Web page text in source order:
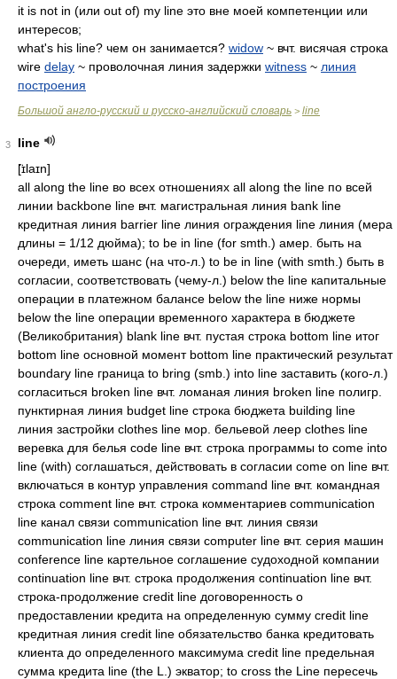
it is not in (или out of) my line это вне моей компетенции или
интересов;
what's his line? чем он занимается? widow ~ вчт. висячая строка
wire delay ~ проволочная линия задержки witness ~ линия
построения
Большой англо-русский и русско-английский словарь > line
3
line
[̈ɪlaɪn]
all along the line во всех отношениях all along the line по всей линии backbone line вчт. магистральная линия bank line кредитная линия barrier line линия ограждения line линия (мера длины = 1/12 дюйма); to be in line (for smth.) амер. быть на очереди, иметь шанс (на что-л.) to be in line (with smth.) быть в согласии, соответствовать (чему-л.) below the line капитальные операции в платежном балансе below the line ниже нормы below the line операции временного характера в бюджете (Великобритания) blank line вчт. пустая строка bottom line итог bottom line основной момент bottom line практический результат boundary line граница to bring (smb.) into line заставить (кого-л.) согласиться broken line вчт. ломаная линия broken line полигр. пунктирная линия budget line строка бюджета building line линия застройки clothes line мор. бельевой леер clothes line веревка для белья code line вчт. строка программы to come into line (with) соглашаться, действовать в согласии come on line вчт. включаться в контур управления command line вчт. командная строка comment line вчт. строка комментариев communication line канал связи communication line вчт. линия связи communication line линия связи computer line вчт. серия машин conference line картельное соглашение судоходной компании continuation line вчт. строка продолжения continuation line вчт. строка-продолжение credit line договоренность о предоставлении кредита на определенную сумму credit line кредитная линия credit line обязательство банка кредитовать клиента до определенного максимума credit line предельная сумма кредита line (the L.) экватор; to cross the Line пересечь экватор curved line кривая линия dashed line пунктирная линия data line вчт. строка данных datum line спец. базовая линия; базис, нуль высот datum line ось координат demarcation line демаркационная линия descending line идущая вниз линия descending line линия потомства dial line коммутируемая линия dividing line разделительная линия dotted line предполагаемая линия поведения; sign on the dotted line сразу согласиться dotted line пунктирная линия, пунктир dotted line полигр. пунктирная линия line строка; drop me a few lines черкните мне несколько строк; to read between the lines читать между строк enabling a line вчт. включение линии связи line (the lines) pl расположение (войск); the enemy's lines расположение противника entry line вчт. строка ввода firm line сплошная линия line ком. партия (товаров); the shop carries the best line of shoes в этом магазине продается самая лучшая обувь; first-class lines первоклассные товары flow line поточная линия flushed right line вчт. строка смещенная вправо fraction line мат. черта дроби to get a line (on smth.) амер. добыть сведения (о чем-л.) to go down the line портиться to go over the line перейти (дозволенные) границы, перейти предел heading line заглавная строка help line строка справки hidden line невидимая линия line линия (связи, железнодорожная, пароходная, трамвайная и т. п.); hold the line! не вешайте трубку, не разъединяйте!; line busy занято (ответ телефонистки) hot line "горячая линия" hot line прямая телефонная связь между главами государств line воен. развернутый строй; линия фронта; line abreast (ahead) мор. строй фронта (кильватера); in line в развернутом строю inquiry line связь запрашиваемая линия line занятие, род деятельности; специальность; it is not in (или out of) my line это вне моей компетенции или интересов; what's his line? чем он занимается? junction line линия соединения leased line арендованный канал line ассортимент line борозда; морщина; to take lines покрываться морщинами line pl брачное свидетельство (тж. marriage lines) line тех. выкладывать, облицовывать; футеровать line выстраивать(ся) в ряд, в линию; устанавливать; to line a street with trees обсадить улицу деревьями line генеалогия line граница line школ. греческие или латинские стихи, переписываемые в виде наказания line железнодорожная линия line занятие, род деятельности; специальность; it is not in (или out of) my line это вне моей компетенции или интересов; what's his line? чем он занимается? line класть на подкладку line конвейер (тж. assembly line) line конвейер line кривая на графике line курс line леса (удочки); to throw a good line быть хорошим рыболовом line линейное подразделение фирмы line линия (мера длины = 1/12 дюйма); to be in line (for smth.) амер. быть на очереди, иметь шанс (на что-л.) line линия (связи, железнодорожная, пароходная, трамвайная и т. п.); hold the line! не вешайте трубку, не разъединяйте!; line busy занято (ответ телефонистки) line линия, черта; штрих; line and colour контур и тона рисунка; line of force физ. силовая линия line вчт. линия line линия line вчт. линия связи line разг. наполнять, набивать; to line one's pockets нажиться, разбогатеть; to line one's stomach набить желудок line направление line муз. нотная линейка line обивать (чем-л.) изнутри line отрасль line очередь line очертания, контур; ship's lines обводы (корпуса) корабля line ком. партия (товаров); the shop carries the best line of shoes в этом магазине продается самая лучшая обувь; first-class lines первоклассные товары line партия товаров line поведение; образ действий; направление, установка; to take a strong line действовать энергично line пограничная линия, граница; предел; to overstep the line (of smth.) перейти границы (чего-л.); to draw the line провести границу; положить предел (at -чему-л.) line пограничная линия line поточная линия line предел line вчт. провод line проводить линии, линовать line происхождение, родословная, генеалогия; male (female) line мужская (женская) линия line происхождение line воен. развернутый строй; линия фронта; line abreast (ahead) мор. строй фронта (кильватера); in line в развернутом строю line (the lines) pl расположение (войск); the enemy's lines расположение противника line род деятельности line родословная line ряд; амер. тж. очередь, хвост line ряд line pl театр. слова роли, реплика line pl стихи line стоять, тянуться вдоль (чего-л.; тж. line up); line through зачеркивать, вычеркивать line строка; drop me a few lines черкните мне несколько строк; to read between the lines читать между строк line вчт. строка line строка line тлв. строка изображения (тж. scan line, scanning line) line строчка line судоходная линия line сфера деятельности line телефонная линия line шнур; веревка; мор. линь line (the L.) экватор; to cross the Line пересечь экватор line выстраивать(ся) в ряд, в линию; устанавливать; to line a street with trees обсадить улицу деревьями line воен. развернутый строй; линия фронта; line abreast (ahead) мор. строй фронта (кильватера); in line в развернутом строю line линия, черта; штрих; line and colour контур и тона рисунка; line of force физ. силовая линия line линия (связи, железнодорожная, пароходная, трамвайная и т. п.); hold the line! не вешайте трубку, не разъединяйте!; line busy занято (ответ телефонистки) line by line вчт. построчно line control block вчт. блок управления каналом the line is bad плохо слышно line of ascent переход наследственного имущества по восходящей линии line of business театр. актерское амплуа line of business направление экономической деятельности line of business род деятельности line of code вчт. строка программы line of command линия команд line of command цепь инстанций в организации line of communication линия связи line of credit договоренность о предоставлении займа на оговоренную сумму line of credit кредитная линия line of descent переход наследственного имущества по прямой линии line линия, черта; штрих; line and colour контур и тона рисунка; line of force физ. силовая линия line of policy политический курс; on the usual lines на обычных основаниях line of reasoning цепь рассуждений line of regression линия регрессии line разг. наполнять, набивать; to line one's pockets нажиться, разбогатеть; to line one's stomach набить желудок line разг. наполнять, набивать; to line one's pockets нажиться, разбогатеть; to line one's stomach набить желудок line стоять, тянуться вдоль (чего-л.; тж. line up); line through зачеркивать, вычеркивать line up подыскать, подобрать line up присоединяться, солидаризироваться (with) line up размежевываться line up становиться в очередь line up строить(ся), выстраивать(ся) (в линию); to line up in opposition дружно выступить против line up строить(ся), выстраивать(ся) (в линию); to line up in opposition дружно выступить против to line up votes собирать голоса load line грузовая ватерлиния load line грузовая марка load line линия нагрузки local line местная линия logical line вчт. логическая строка long-distance line междугородная линия line происхождение, родословная, генеалогия; male (female) line мужская (женская) линия message line вчт. строка сообщения multidrop line многоотводная линия multipoint line многоточечная линия new line вчт. новая строка nonconference line некартельная фрахтовая линия on the line как раз посередине, на границе (между чем-л.) on the line на уровне глаз зрителя (о картине) line of policy политический курс; on the usual lines на обычных основаниях orphan line вчт. висячая строка outgoing line исходящая линия line пограничная линия, граница; предел; to overstep the line (of smth.) перейти границы (чего-л.); to draw the line провести границу; положить предел (at -чему-л.) parallel line параллельная линия party line амер. = party wire party line амер. граница между частными владениями party line линия партии; политический курс party line амер. = party wire wire: party line амер. общий телефонный провод (у нескольких абонентов) phone line телеонная линия picket line заслон пикетчиков picket line линия пикета picket line линия пикетирования Plimsoll line мор. грузовая марка (на торговых судах) mark: Plimsoll's line = Plimsoll line point-to-point line двухточечная линия product line ассортимент изделий product line предметно-производственная специализация production line ассортимент изделий production line поточная линия production line п